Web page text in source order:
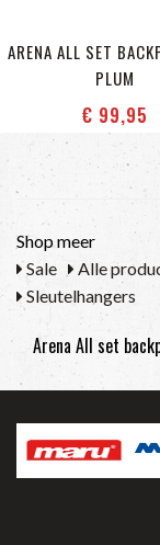
ARENA ALL SET
PLUM
€ 99,95
Shop meer
Sale
Alle
Sleutelhangers
Arena All set